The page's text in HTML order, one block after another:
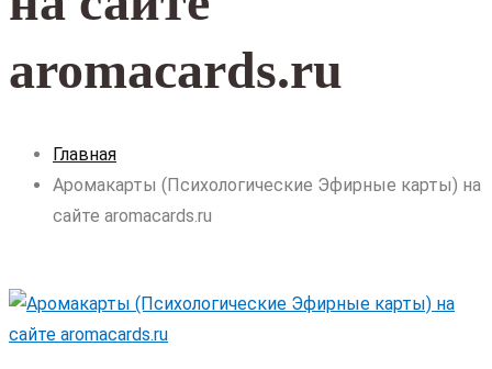
aromacards.ru
Главная
Аромакарты (Психологические Эфирные карты) на
сайте aromacards.ru